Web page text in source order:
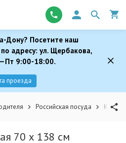
Дону? Посетите наш
адресу: ул. Щербакова,
9:00-18:00.
проезда
Российская посуда
70 х 138 см